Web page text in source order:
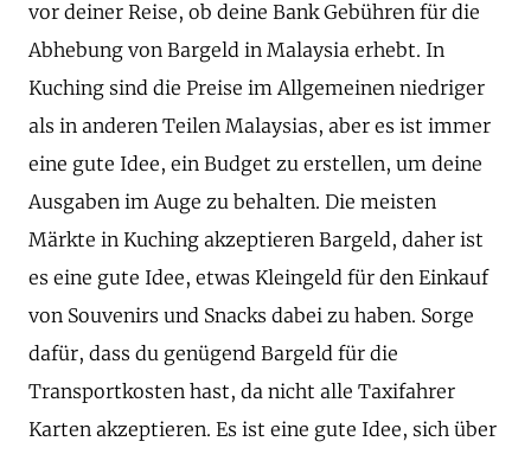
vor deiner Reise, ob deine Bank Gebühren für die
Abhebung von Bargeld in Malaysia erhebt. In
Kuching sind die Preise im Allgemeinen niedriger
als in anderen Teilen Malaysias, aber es ist immer
eine gute Idee, ein Budget zu erstellen, um deine
Ausgaben im Auge zu behalten. Die meisten
Märkte in Kuching akzeptieren Bargeld, daher ist
es eine gute Idee, etwas Kleingeld für den Einkauf
von Souvenirs und Snacks dabei zu haben. Sorge
dafür, dass du genügend Bargeld für die
Transportkosten hast, da nicht alle Taxifahrer
Karten akzeptieren. Es ist eine gute Idee, sich über